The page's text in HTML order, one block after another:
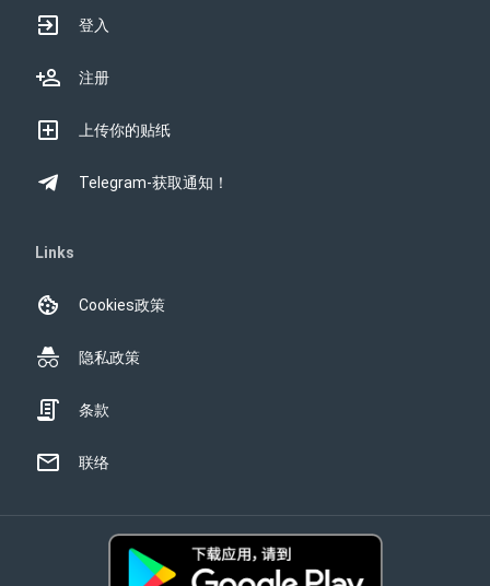
登入
注册
上传你的贴纸
Telegram-获取通知！
Links
Cookies政策
隐私政策
条款
联络